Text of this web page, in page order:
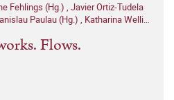
Fehlings (Hg.) , Javier Ortiz-Tudela
Paulau (Hg.) , Katharina Welling
Flows.